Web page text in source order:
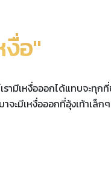
งื่อ"
รามีเหงื่อออกได้แทบจะทุก
จะมีเหงื่อออกที่อุ้งเท้าเล็ก